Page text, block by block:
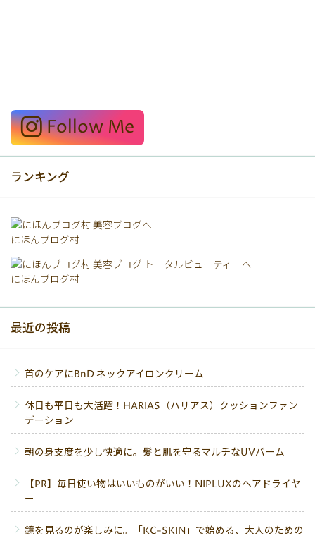
Follow Me
ランキング
にほんブログ村
にほんブログ村
最近の投稿
首のケアにBnD ネックアイロンクリーム
休日も平日も大活躍！HARIAS（ハリアス）クッションファン
デーション
朝の身支度を少し快適に。髪と肌を守るマルチなUVバーム
【PR】毎日使い物はいいものがいい！NIPLUXのヘアドライヤ
ー
鏡を見るのが楽しみに。「KC-SKIN」で始める、大人のための